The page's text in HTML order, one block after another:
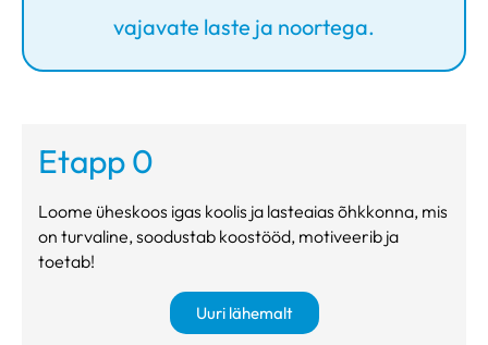
vajavate laste ja noortega.
Etapp 0
Loome üheskoos igas koolis ja lasteaias õhkkonna, mis
on turvaline, soodustab koostööd, motiveerib ja
toetab!
Uuri lähemalt